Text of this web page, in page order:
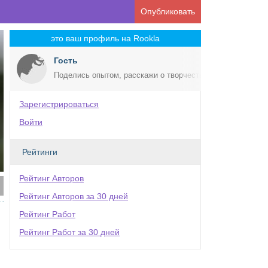
Опубликовать
это ваш профиль на Rookla
Гость
Поделись опытом, расскажи о творчестве!
Зарегистрироваться
Войти
Рейтинги
Рейтинг Авторов
Рейтинг Авторов за 30 дней
Рейтинг Работ
Рейтинг Работ за 30 дней